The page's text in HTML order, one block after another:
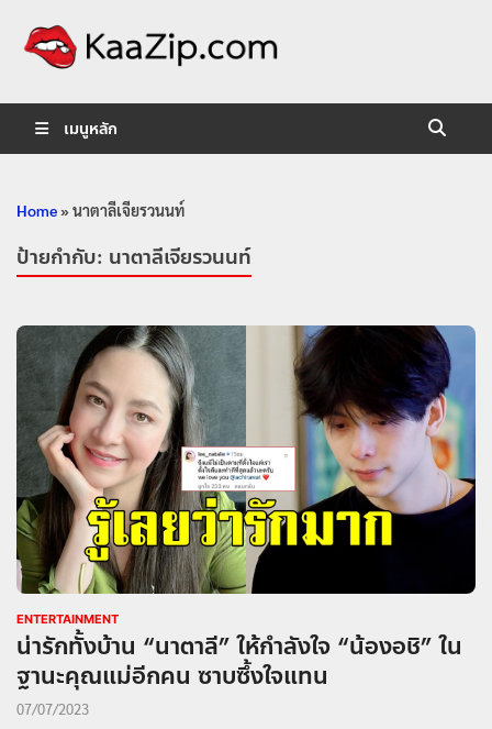
เมนูหลัก
Home»นาตาลีเจียรวนนท์
ป้ายกำกับ: นาตาลีเจียรวนนท์
ENTERTAINMENT
น่ารักทั้งบ้าน “นาตาลี” ให้กำลังใจ “น้องอชิ” ใน
ฐานะคุณแม่อีกคน ซาบซึ้งใจแทน
07/07/2023